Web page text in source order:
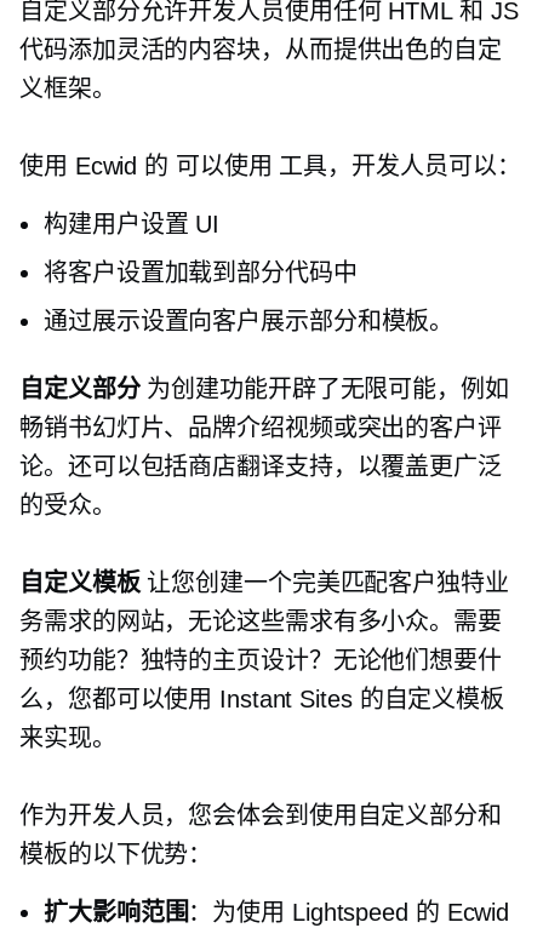
自定义部分允许开发人员使用任何 HTML 和 JS
代码添加灵活的内容块，从而提供出色的自定
义框架。
使用 Ecwid 的 可以使用 工具，开发人员可以：
构建用户设置 UI
将客户设置加载到部分代码中
通过展示设置向客户展示部分和模板。
自定义部分为创建功能开辟了无限可能，例如
畅销书幻灯片、品牌介绍视频或突出的客户评
论。还可以包括商店翻译支持，以覆盖更广泛
的受众。
自定义模板 让您创建一个完美匹配客户独特业
务需求的网站，无论这些需求有多小众。需要
预约功能？独特的主页设计？无论他们想要什
么，您都可以使用 Instant Sites 的自定义模板
来实现。
作为开发人员，您会体会到使用自定义部分和
模板的以下优势：
扩大影响范围 ：为使用 Lightspeed 的 Ecwid